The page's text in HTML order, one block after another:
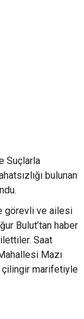
Suçlarla
bulunan
görevli ve ailesi
Bulut’tan haber
Saat
Mazı
çilingir marifetiyle